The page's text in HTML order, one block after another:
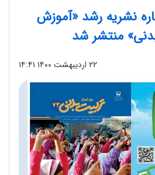
نشریه رشد «آموزش
منتشر شد
۲۲ اردیبهشت ۱۴۰۰ ۱۴:۴۱